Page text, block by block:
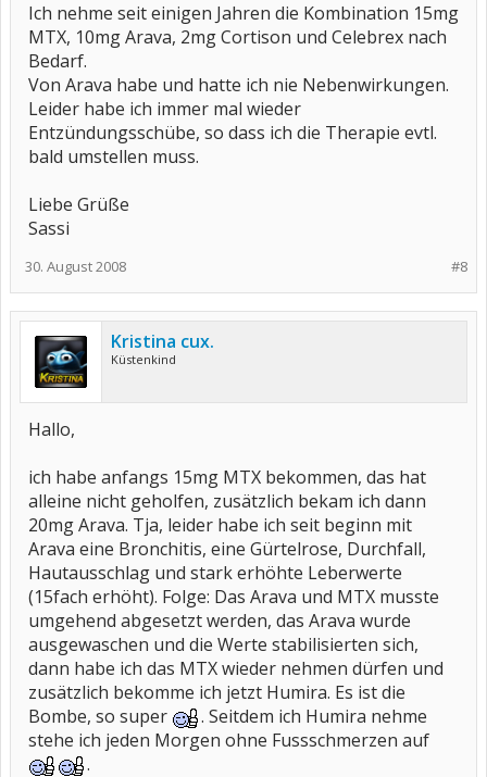
Ich nehme seit einigen Jahren die Kombination 15mg
MTX, 10mg Arava, 2mg Cortison und Celebrex nach
Bedarf.
Von Arava habe und hatte ich nie Nebenwirkungen.
Leider habe ich immer mal wieder
Entzündungsschübe, so dass ich die Therapie evtl.
bald umstellen muss.
Liebe Grüße
Sassi
#8
30. August 2008
Kristina cux.
Küstenkind
Hallo,
ich habe anfangs 15mg MTX bekommen, das hat
alleine nicht geholfen, zusätzlich bekam ich dann
20mg Arava. Tja, leider habe ich seit beginn mit
Arava eine Bronchitis, eine Gürtelrose, Durchfall,
Hautausschlag und stark erhöhte Leberwerte
(15fach erhöht). Folge: Das Arava und MTX musste
umgehend abgesetzt werden, das Arava wurde
ausgewaschen und die Werte stabilisierten sich,
dann habe ich das MTX wieder nehmen dürfen und
zusätzlich bekomme ich jetzt Humira. Es ist die
Bombe, so super
. Seitdem ich Humira nehme
stehe ich jeden Morgen ohne Fussschmerzen auf
.